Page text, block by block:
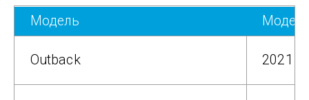
Модель
Outback 2021